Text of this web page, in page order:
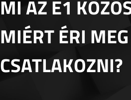
MI AZ E1
MIÉRT ÉRI MEG
CSATLAKOZNI?